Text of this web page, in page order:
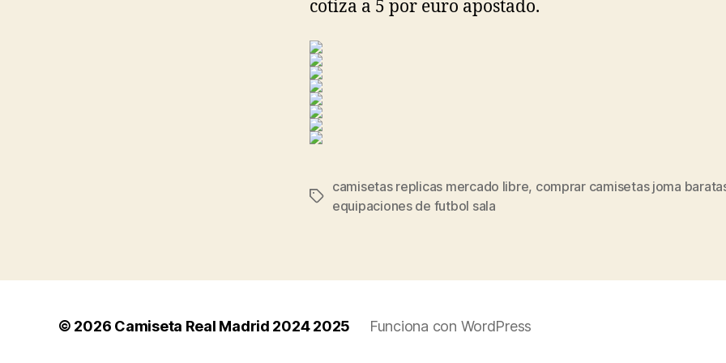
cotiza a 5 por euro apostado.
Etiquetas
camisetas replicas mercado libre, comprar camisetas joma
equipaciones de futbol sala
© 2026 Camiseta Real Madrid 2024 2025 Funciona con WordPress